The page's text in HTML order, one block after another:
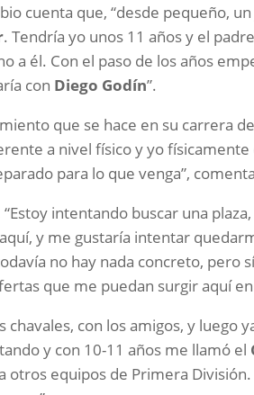
cuenta que, “desde pequeño,
. Tendría yo unos 11 años y el
a él. Con el paso de los años
con Diego Godín”.
que se hace en su carrera
a nivel físico y yo
para lo que venga”,
intentando buscar una
y me gustaría intentar
no hay nada concreto, pero
que me puedan surgir aquí en
con los amigos, y luego
y con 10-11 años me llamó el
equipos de Primera División.